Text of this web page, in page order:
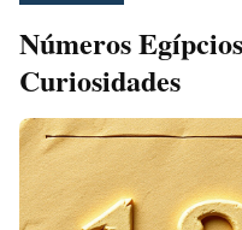
Números
Curiosidades